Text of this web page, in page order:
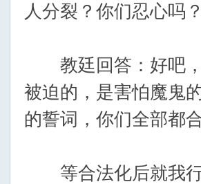
人分裂？你们忍心吗
教廷回答：好吧，
被迫的，是害怕魔鬼
的誓词，你们全部都
等合法化后就我行